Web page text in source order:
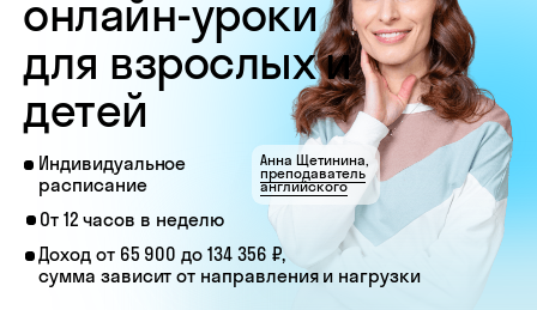
Индивидуальное
расписание
От 12 часов в неделю
Доход от 65 900 до 134 356 ₽,
сумма зависит от направления и нагрузки
для взрослых и
детей
Анна Щетинина,
преподаватель